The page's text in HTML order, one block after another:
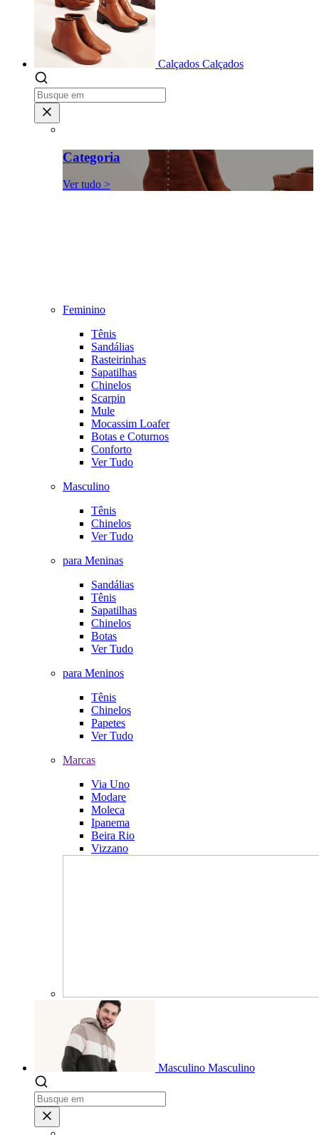
Calçados Calçados
Categoria
Ver tudo >
Feminino
Tênis
Sandálias
Rasteirinhas
Sapatilhas
Chinelos
Scarpin
Mule
Mocassim Loafer
Botas e Coturnos
Conforto
Ver Tudo
Masculino
Tênis
Chinelos
Ver Tudo
para Meninas
Sandálias
Tênis
Sapatilhas
Chinelos
Botas
Ver Tudo
para Meninos
Tênis
Chinelos
Papetes
Ver Tudo
Marcas
Via Uno
Modare
Moleca
Ipanema
Beira Rio
Vizzano
Masculino Masculino